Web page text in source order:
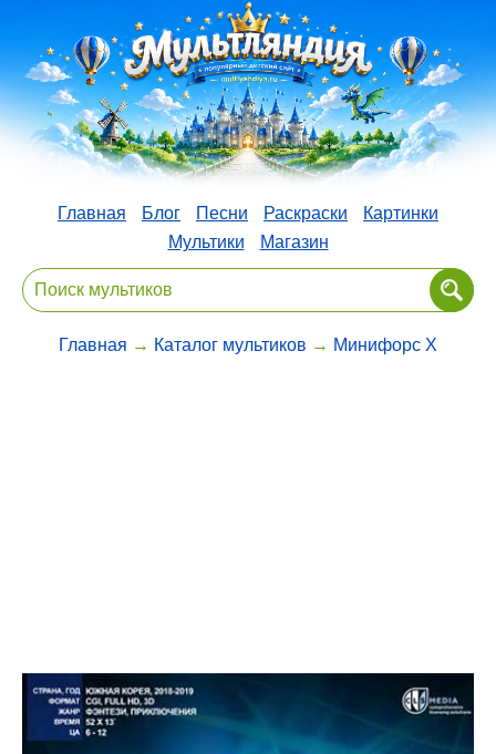
Главная Блог Песни Раскраски
Картинки
Мультики
Магазин
Главная → Каталог мультиков → Минифорс X